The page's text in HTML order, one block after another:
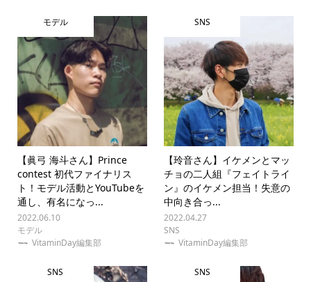
モデル
【眞弓 海斗さん】Prince
contest 初代ファイナリス
ト！モデル活動とYouTubeを
通し、有名になっ...
2022.06.10
モデル
VitaminDay編集部
SNS
【玲音さん】イケメンとマッ
チョの二人組『フェイトライ
ン』のイケメン担当！失意の
中向き合っ...
2022.04.27
SNS
VitaminDay編集部
SNS SNS